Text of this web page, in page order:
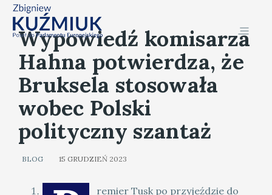
Wypowiedź komisarza
Hahna potwierdza, że
Bruksela stosowała
wobec Polski
polityczny szantaż
BLOG 15 GRUDZIEŃ 2023
remier Tusk po przyjeździe do